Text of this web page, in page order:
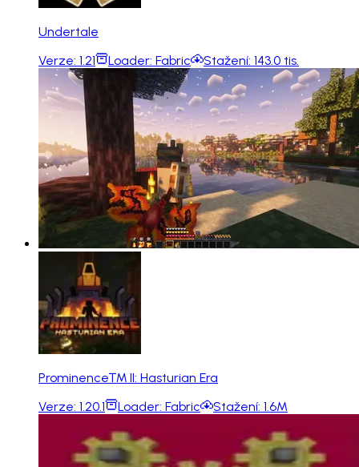
Undertale
Verze: 1.21 Loader: Fabric Stažení: 143.0 tis.
Prominence™ II: Hasturian Era
Verze: 1.20.1 Loader: Fabric Stažení: 1.6M